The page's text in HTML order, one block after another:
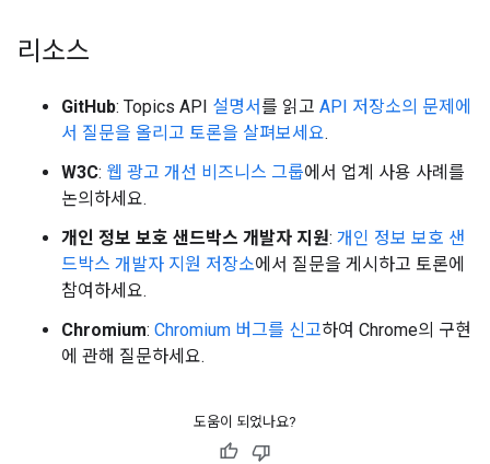
리소스
GitHub: Topics API 설명서를 읽고 API 저장소의 문제에
서 질문을 올리고 토론을 살펴보세요.
W3C: 웹 광고 개선 비즈니스 그룹에서 업계 사용 사례를
논의하세요.
개인 정보 보호 샌드박스 개발자 지원: 개인 정보 보호 샌
드박스 개발자 지원 저장소에서 질문을 게시하고 토론에
참여하세요.
Chromium: Chromium 버그를 신고하여 Chrome의 구현
에 관해 질문하세요.
도움이 되었나요?